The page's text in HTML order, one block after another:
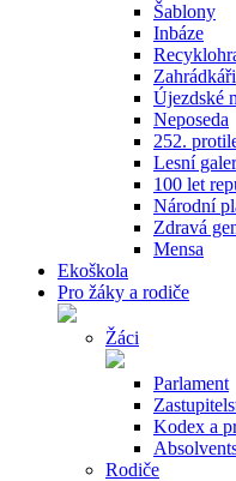
Šablony
Inbáze
Zahrádkáři
Újezdské
Neposeda
252.
Lesní
100 let
Národní
Zdravá
Mensa
Ekoškola
Pro žáky a rodiče
Žáci
Parlament
Kodex a
Rodiče